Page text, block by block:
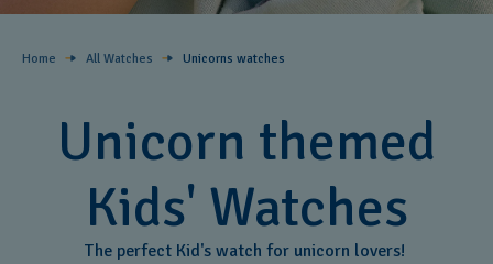
Home All Watches Unicorns ​watches
Unicorn themed
Kids' Watches
The perfect Kid's watch for unicorn lovers!